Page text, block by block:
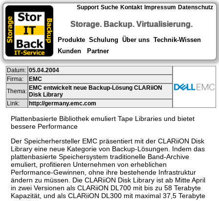
Support Suche Kontakt Impressum Datenschutz
Storage. Backup. Virtualisierung.
Produkte Schulung Über uns Technik-Wissen
Kunden
Partner
Datum: 05.04.2004
Firma:
EMC
Thema: EMC entwickelt neue Backup-Lösung CLARiiON
Disk Library
Link:
http://germany.emc.com
Plattenbasierte Bibliothek emuliert Tape Libraries und bietet
bessere Performance
Der Speicherhersteller EMC präsentiert mit der CLARiiON Disk
Library eine neue Kategorie von Backup-Lösungen. Indem das
plattenbasierte Speichersystem traditionelle Band-Archive
emuliert, profitieren Unternehmen von erheblichen
Performance-Gewinnen, ohne ihre bestehende Infrastruktur
ändern zu müssen. Die CLARiiON Disk Library ist ab Mitte April
in zwei Versionen als CLARiiON DL700 mit bis zu 58 Terabyte
Kapazität, und als CLARiiON DL300 mit maximal 37,5 Terabyte